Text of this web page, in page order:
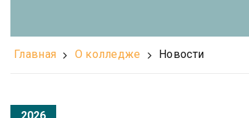
Главная О колледже Новости